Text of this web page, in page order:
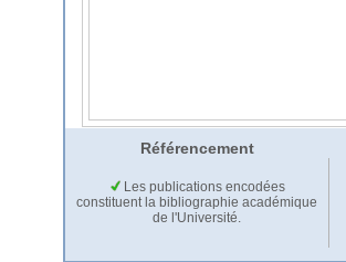
Référencement
Les publications encodées
constituent la bibliographie académique
de l'Université.